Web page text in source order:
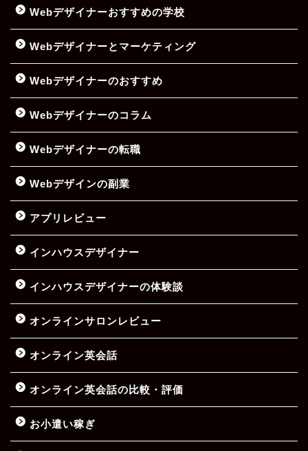
Webデザイナーおすすめの学校
Webデザイナーとマーケティング
Webデザイナーのおすすめ
Webデザイナーのコラム
Webデザイナーの転職
Webデザインの副業
アプリレビュー
インハウスデザイナー
インハウスデザイナーの体験談
オンラインサロンレビュー
オンライン英会話
オンライン英会話の比較・評価
お小遣い稼ぎ